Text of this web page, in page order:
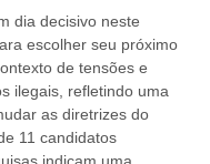
dia decisivo neste
escolher seu próximo
de tensões e
ilegais, refletindo uma
as diretrizes do
11 candidatos